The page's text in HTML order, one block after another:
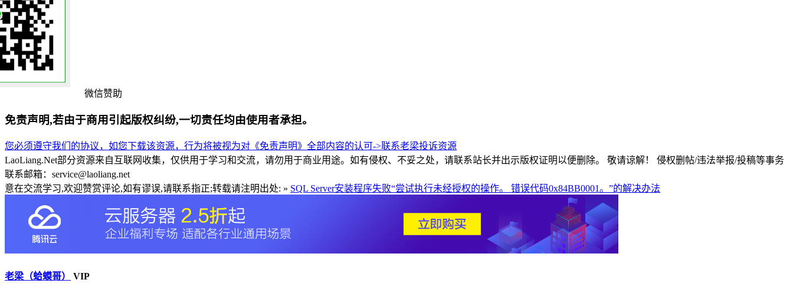
微信赞助
免责声明,若由于商用引起版权纠纷,一切责任均由使用者承担。
您必须遵守我们的协议，如您下载该资源，行为将被视为对《免责声明》全部内容的认可->联系老梁投诉资源
LaoLiang.Net部分资源来自互联网收集，仅供用于学习和交流，请勿用于商业用途。如有侵权、不妥之处，请联系站长并出示版权证明以便删除。 敬请谅解！ 侵权删帖/违法举报/投稿等事务
联系邮箱：service@laoliang.net
意在交流学习,欢迎赞赏评论,如有谬误,请联系指正;转载请注明出处: » SQL Server安装程序失败“尝试执行未经授权的操作。 错误代码0x84BB0001。”的解决办法
老梁（蛤蟆哥） VIP